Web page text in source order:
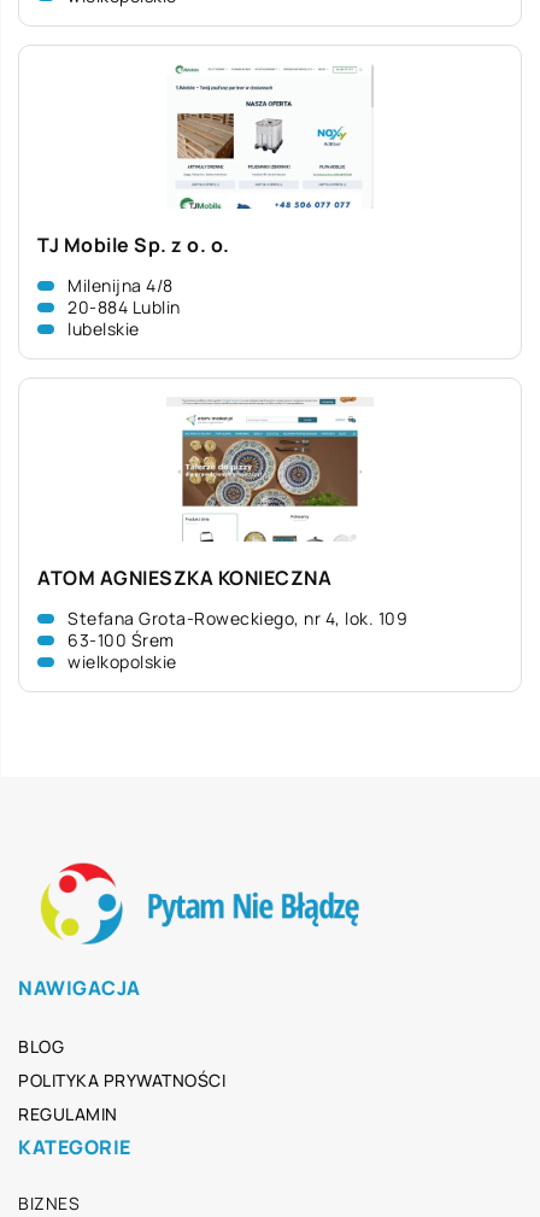
TJ Mobile Sp. z o. o.
Milenijna 4/8
20-884 Lublin
lubelskie
ATOM AGNIESZKA KONIECZNA
Stefana Grota-Roweckiego, nr 4, lok. 109
63-100 Śrem
wielkopolskie
NAWIGACJA
BLOG
POLITYKA PRYWATNOŚCI
REGULAMIN
KATEGORIE
BIZNES